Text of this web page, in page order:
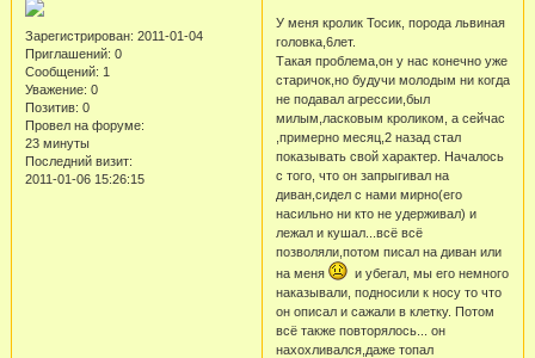
Зарегистрирован: 2011-01-04
Приглашений: 0
Сообщений: 1
Уважение: 0
Позитив: 0
Провел на форуме:
23 минуты
Последний визит:
2011-01-06 15:26:15
У меня кролик Тосик, порода львиная
головка,6лет.
Такая проблема,он у нас конечно уже
старичок,но будучи молодым ни когда
не подавал агрессии,был
милым,ласковым кроликом, а сейчас
,примерно месяц,2 назад стал
показывать свой характер. Началось
с того, что он запрыгивал на
диван,сидел с нами мирно(его
насильно ни кто не удерживал) и
лежал и кушал...всё всё
позволяли,потом писал на диван или
на меня
и убегал, мы его немного
наказывали, подносили к носу то что
он описал и сажали в клетку. Потом
всё также повторялось... он
нахохливался,даже топал